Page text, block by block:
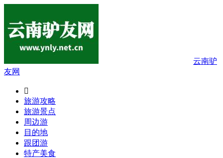
云南驴
友网

旅游攻略
旅游景点
周边游
目的地
跟团游
特产美食